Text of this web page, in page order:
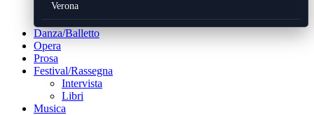
Verona
Danza/Balletto
Opera
Prosa
Festival/Rassegna
Intervista
Libri
Musica